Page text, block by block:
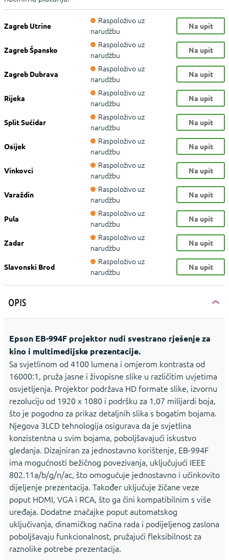
Zagreb Utrine
Raspoloživo uz
narudžbu
Na upit
Zagreb Špansko
Raspoloživo uz
narudžbu
Na upit
Zagreb Dubrava
Raspoloživo uz
narudžbu
Na upit
Rijeka
Raspoloživo uz
narudžbu
Na upit
Split Sućidar
Raspoloživo uz
narudžbu
Na upit
Osijek
Raspoloživo uz
narudžbu
Na upit
Vinkovci
Raspoloživo uz
narudžbu
Na upit
Varaždin
Raspoloživo uz
narudžbu
Na upit
Pula
Raspoloživo uz
narudžbu
Na upit
Zadar
Raspoloživo uz
narudžbu
Na upit
Slavonski Brod
Raspoloživo uz
narudžbu
Na upit
OPIS
Epson EB-994F projektor nudi svestrano rješenje za
kino i multimedijske prezentacije.
Sa svjetlinom od 4100 lumena i omjerom kontrasta od
16000:1, pruža jasne i živopisne slike u različitim uvjetima
osvjetljenja. Projektor podržava HD formate slike, izvornu
rezoluciju od 1920 x 1080 i podršku za 1,07 milijardi boja,
što je pogodno za prikaz detaljnih slika s bogatim bojama.
Njegova 3LCD tehnologija osigurava da je svjetlina
konzistentna u svim bojama, poboljšavajući iskustvo
gledanja. Dizajniran za jednostavno korištenje, EB-994F
ima mogućnosti bežičnog povezivanja, uključujući IEEE
802.11a/b/g/n/ac, što omogućuje jednostavno i učinkovito
dijeljenje prezentacija. Također uključuje žičane veze
poput HDMI, VGA i RCA, što ga čini kompatibilnim s više
uređaja. Dodatne značajke poput automatskog
uključivanja, dinamičkog načina rada i podijeljenog zaslona
poboljšavaju funkcionalnost, pružajući fleksibilnost za
raznolike potrebe prezentacija.